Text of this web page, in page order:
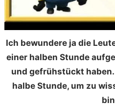
Ich bewundere ja die
einer halben Stunde
und gefrühstückt
halbe Stunde, um zu